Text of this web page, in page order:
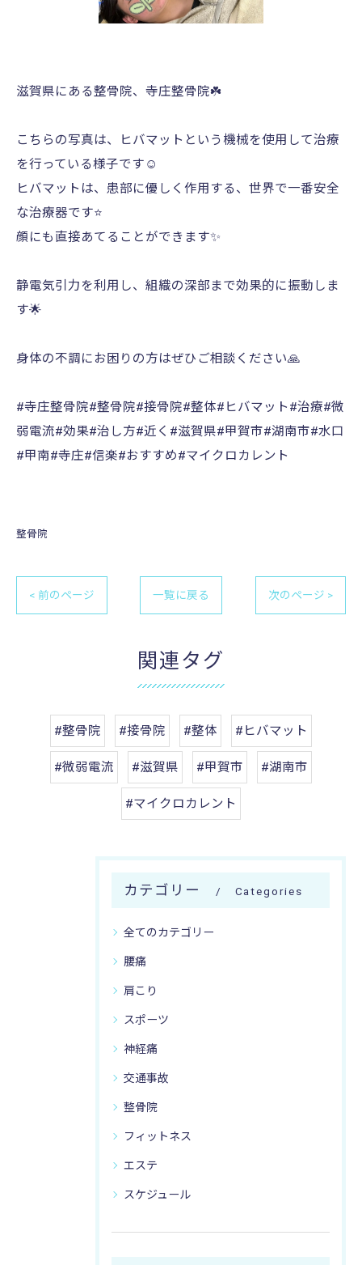
滋賀県にある整骨院、寺庄整骨院☘️
こちらの写真は、ヒバマットという機械を使用して治療
を行っている様子です☺️
ヒバマットは、患部に優しく作用する、世界で一番安全
な治療器です⭐️
顔にも直接あてることができます✨
静電気引力を利用し、組織の深部まで効果的に振動しま
す🌟
身体の不調にお困りの方はぜひご相談ください🙏
#寺庄整骨院#整骨院#接骨院#整体#ヒバマット#治療#微
弱電流#効果#治し方#近く#滋賀県#甲賀市#湖南市#水口
#甲南#寺庄#信楽#おすすめ#マイクロカレント
整骨院
< 前のページ 一覧に戻る 次のページ >
関連タグ
#整骨院 #接骨院 #整体 #ヒバマット
#微弱電流 #滋賀県 #甲賀市 #湖南市
#マイクロカレント
カテゴリー Categories
全てのカテゴリー
腰痛
肩こり
スポーツ
神経痛
交通事故
整骨院
フィットネス
エステ
スケジュール